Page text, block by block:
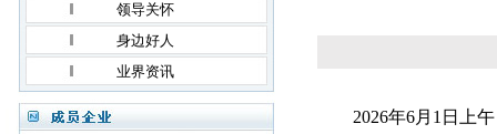
领导关怀
身边好人
业界资讯
2026年6月1日上